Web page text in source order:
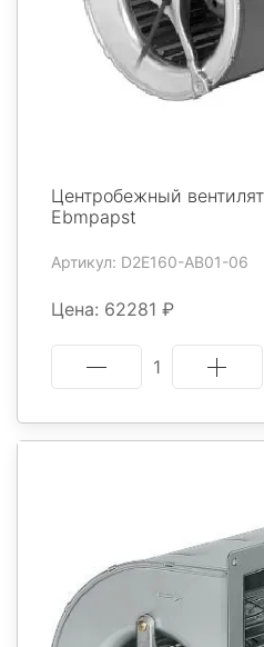
Центробежный
Ebmpapst
Артикул: D2E160-AB01-06
Цена: 62281 ₽
1